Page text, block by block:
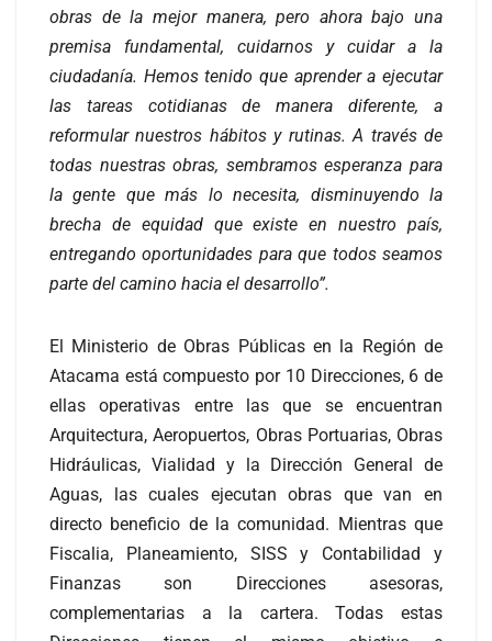
obras de la mejor manera, pero ahora bajo una
premisa fundamental, cuidarnos y cuidar a la
ciudadanía. Hemos tenido que aprender a ejecutar
las tareas cotidianas de manera diferente, a
reformular nuestros hábitos y rutinas. A través de
todas nuestras obras, sembramos esperanza para
la gente que más lo necesita, disminuyendo la
brecha de equidad que existe en nuestro país,
entregando oportunidades para que todos seamos
parte del camino hacia el desarrollo”.
El Ministerio de Obras Públicas en la Región de
Atacama está compuesto por 10 Direcciones, 6 de
ellas operativas entre las que se encuentran
Arquitectura, Aeropuertos, Obras Portuarias, Obras
Hidráulicas, Vialidad y la Dirección General de
Aguas, las cuales ejecutan obras que van en
directo beneficio de la comunidad. Mientras que
Fiscalia, Planeamiento, SISS y Contabilidad y
Finanzas son Direcciones asesoras,
complementarias a la cartera. Todas estas